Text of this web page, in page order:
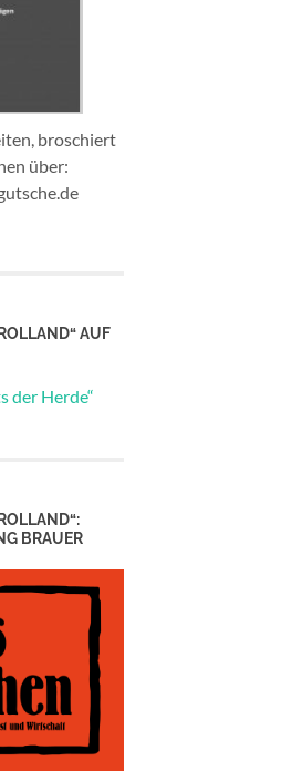
broschiert
über:
AUF
der Herde“
BRAUER